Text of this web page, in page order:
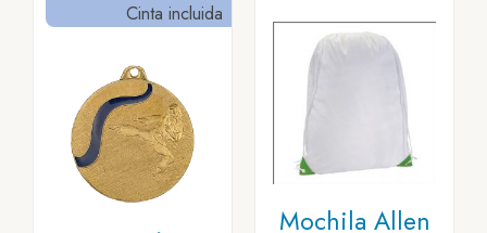
Cinta incluida
Mochila Allen